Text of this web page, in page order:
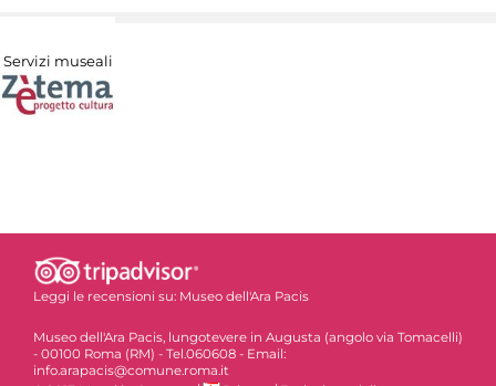
Servizi museali
Leggi le recensioni su: Museo dell'Ara Pacis
Museo dell'Ara Pacis, lungotevere in Augusta (angolo via Tomacelli)
- 00100 Roma (RM) - Tel.060608 - Email:
info.arapacis@comune.roma.it